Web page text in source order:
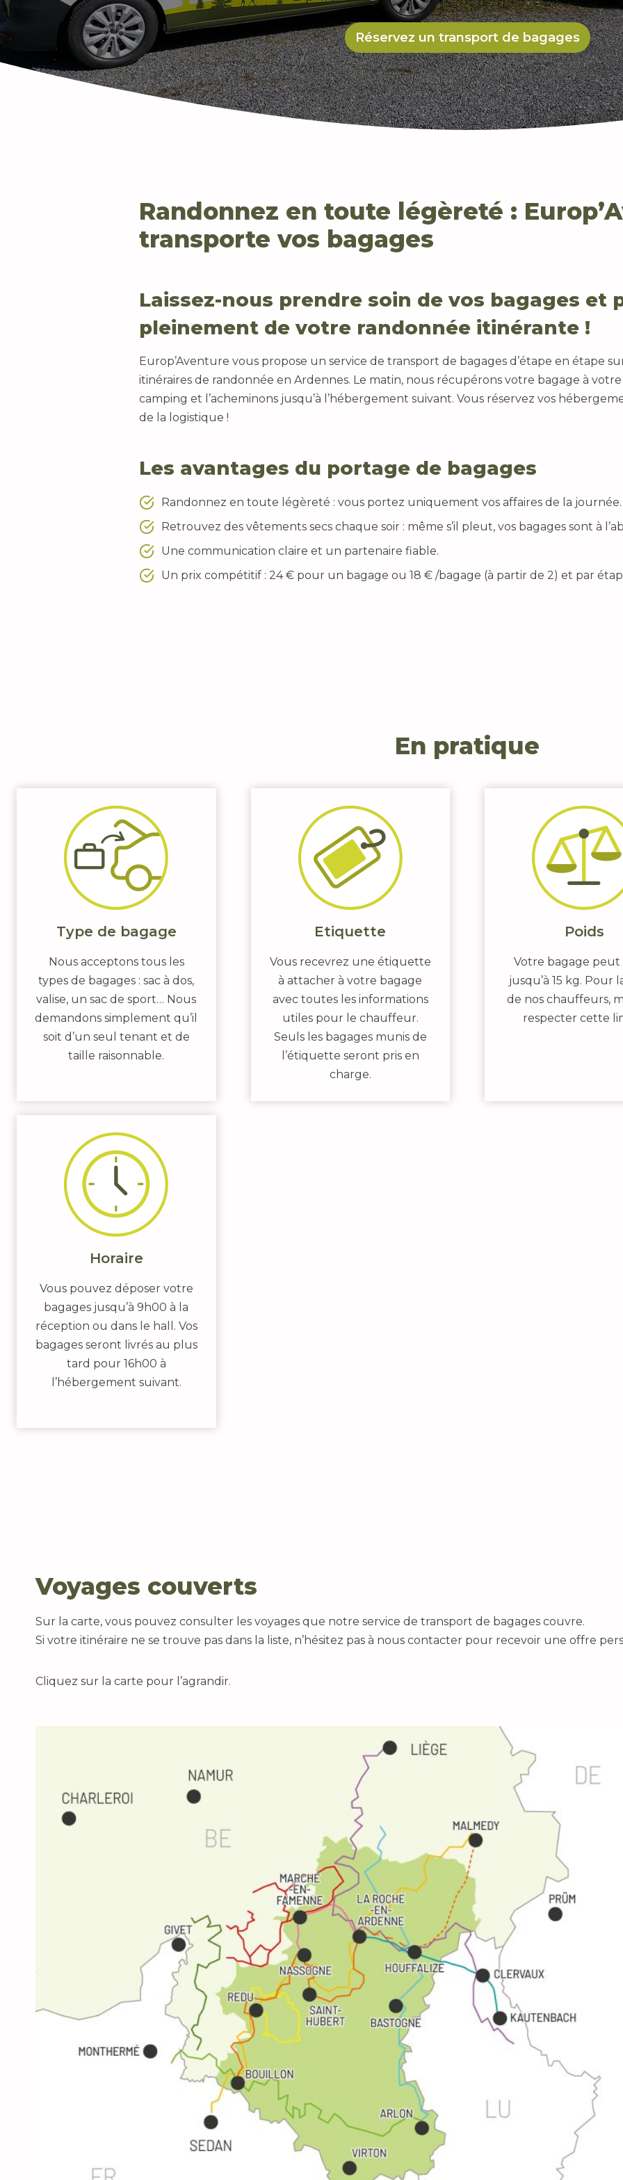
Réservez un transport de bagages
Randonnez en toute légèreté :
transporte vos bagages
Laissez-nous prendre soin de vos bagages et
pleinement de votre randonnée itinérante !
Europ’Aventure vous propose un service de transport de bagages d’étape en étape
itinéraires de randonnée en Ardennes. Le matin, nous récupérons votre bagage à
camping et l’acheminons jusqu’à l’hébergement suivant. Vous réservez vos
de la logistique !
Les avantages du portage de bagages
Randonnez en toute légèreté : vous portez uniquement vos affaires de la journée.
Retrouvez des vêtements secs chaque soir : même s’il pleut, vos bagages sont à
Une communication claire et un partenaire fiable.
Un prix compétitif : 24 € pour un bagage ou 18 € /bagage (à partir de 2) et par
En pratique
Type de bagage
Nous acceptons tous les
types de bagages : sac à dos,
valise, un sac de sport… Nous
demandons simplement qu’il
soit d’un seul tenant et de
taille raisonnable.
Etiquette
Vous recevrez une étiquette
à attacher à votre bagage
avec toutes les informations
utiles pour le chauffeur.
Seuls les bagages munis de
l’étiquette seront pris en
charge.
Poids
Votre bagage peut
jusqu’à 15 kg. Pour
de nos chauffeurs,
respecter cette
Horaire
Vous pouvez déposer votre
bagages jusqu’à 9h00 à la
réception ou dans le hall. Vos
bagages seront livrés au plus
tard pour 16h00 à
l’hébergement suivant.
Voyages couverts
Sur la carte, vous pouvez consulter les voyages que notre service de transport de bagages couvre.
Si votre itinéraire ne se trouve pas dans la liste, n’hésitez pas à nous contacter pour recevoir une offre
Cliquez sur la carte pour l’agrandir.